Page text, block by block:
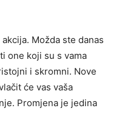
Možda ste danas
one koji su s vama
i skromni. Nove
će vas vaša
Promjena je jedina